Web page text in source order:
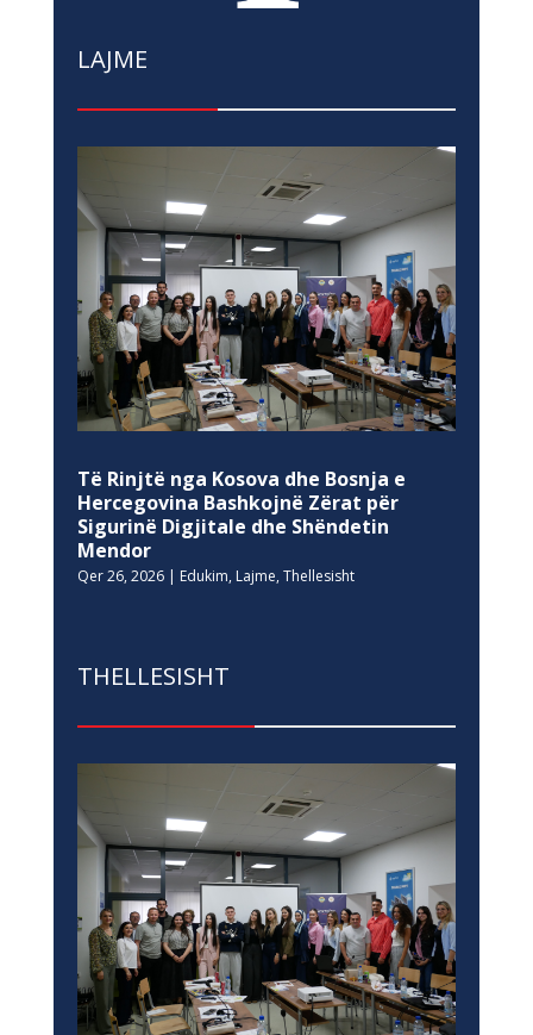
LAJME
Të Rinjtë nga Kosova dhe Bosnja e
Hercegovina Bashkojnë Zërat për
Sigurinë Digjitale dhe Shëndetin
Mendor
Qer 26, 2026| Edukim, Lajme, Thellesisht
THELLESISHT